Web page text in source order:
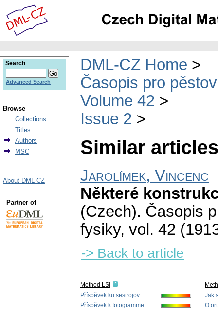
DML-CZ Home
Časopis pro
Volume 42
Issue 2
Similar
Jarolímek, Vincenc
Některé
(Czech). Časopis
fysiky, vol. 42
-> Back to article
Method LSI
Příspěvek ku sestrojov...
Příspěvek k fotogramme...
Jak
O
Search
Advanced Search
Browse
Collections
Titles
Authors
MSC
About DML-CZ
Partner of